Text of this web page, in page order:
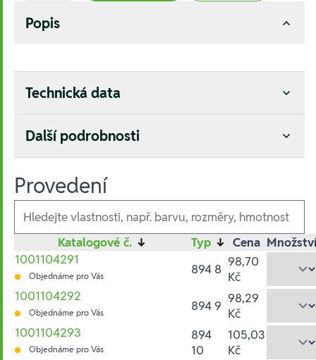
Popis
Technická data
Další podrobnosti
Provedení
Ausführungen
Katalogové č. ↓ Typ ↓ Cena
1001104291
Objednáme pro Vás 894 8 98,70
Kč
1001104292
Objednáme pro Vás 894 9 98,29
Kč
1001104293
Objednáme pro Vás
894
10
105,03
Kč